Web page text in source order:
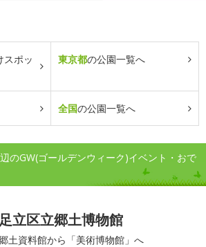
スポッ
東京都の公園一覧へ
全国の公園一覧へ
のGW(ゴールデンウィーク)イベント・おで
足立区立郷土博物館
土資料館から「美術博物館」へ